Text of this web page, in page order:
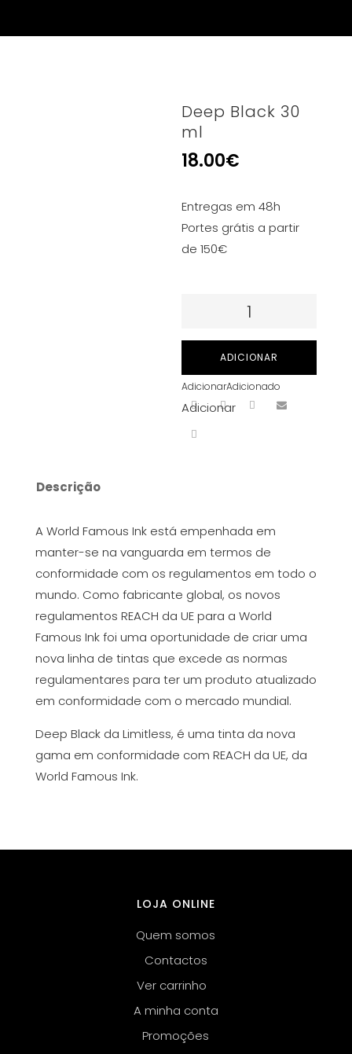
Deep Black 30
ml
18.00€
Entregas em 48h
Portes grátis a partir
de 150€
Quantidade
30
ml
ADICIONAR
AdicionarAdicionado
Adicionar
Descrição
A World Famous Ink está empenhada em
manter-se na vanguarda em termos de
conformidade com os regulamentos em todo o
mundo. Como fabricante global, os novos
regulamentos REACH da UE para a World
Famous Ink foi uma oportunidade de criar uma
nova linha de tintas que excede as normas
regulamentares para ter um produto atualizado
em conformidade com o mercado mundial.
Deep Black da Limitless, é uma tinta da nova
gama em conformidade com REACH da UE, da
World Famous Ink.
LOJA ONLINE
Quem somos
Contactos
Ver carrinho
A minha conta
Promoções